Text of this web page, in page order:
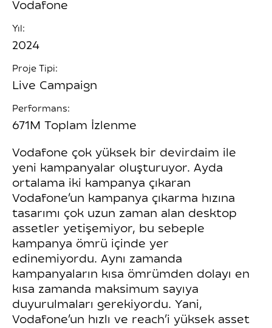
Vodafone
Yıl:
2024
Proje Tipi:
Live Campaign
Performans:
671M Toplam İzlenme
Vodafone çok yüksek bir devirdaim ile
yeni kampanyalar oluşturuyor. Ayda
ortalama iki kampanya çıkaran
Vodafone’un kampanya çıkarma hızına
tasarımı çok uzun zaman alan desktop
assetler yetişemiyor, bu sebeple
kampanya ömrü içinde yer
edinemiyordu. Aynı zamanda
kampanyaların kısa ömrümden dolayı en
kısa zamanda maksimum sayıya
duyurulmaları gerekiyordu. Yani,
Vodafone’un hızlı ve reach’i yüksek asset